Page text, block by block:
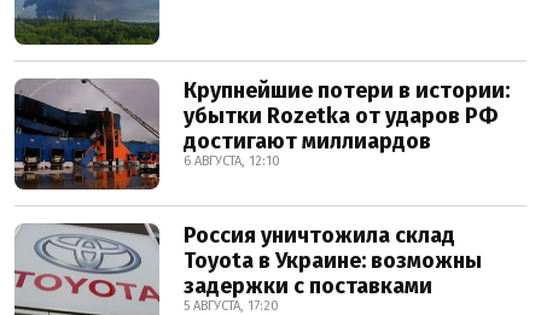
Крупнейшие потери в истории:
убытки Rozetka от ударов РФ
достигают миллиардов
6 АВГУСТА, 12:10
Россия уничтожила склад
Toyota в Украине: возможны
задержки с поставками
5 АВГУСТА, 17:20